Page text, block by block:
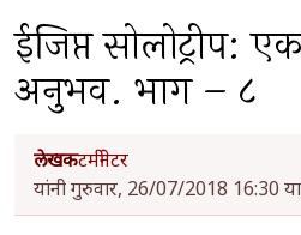
ईजिप्त सोलोट्रीप:
अनुभव. भाग – ८
लेखकटर्मीनेटर
यांनी गुरुवार, 26/07/2018 16:30